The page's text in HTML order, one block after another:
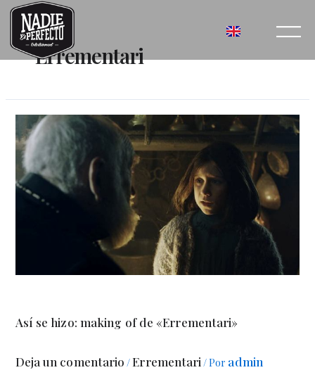
Errementari
Así se hizo: making of de «Errementari»
Deja un comentario /Errementari / Por admin